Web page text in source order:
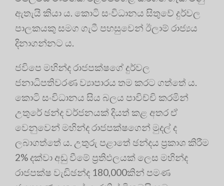
ඇතැයි කියා ය. කොටි සංවිධානය සිතුවේ දුර්වල
පාලකයකු සමග ගැටී පහසුවෙන් ඊලාම් රාජ්‍යය
දිනාගන්නට ය.
ජවිපෙ මහින්ද රාජපක්ෂගේ දුර්වල
ජනාධිපතිවරණ ව්‍යාපාරය තම කරට ගත්තේ ය.
කොටි සංවිධානය සිය බලය පාවිච්චි කරමින්
උතුරේ ඡන්ද වර්ජනයක් දියත් කළ අතර ඒ
වෙනුවෙන් මහින්ද රාජපක්ෂගෙන් මුදල් ද
ලබාගත්තේ ය. උතුරු පළාතේ ඡන්දය ප්‍රකාශ කිරීම
2% දක්වා අඩු වීමේ ප්‍රතිඵලයක් ලෙස මහින්ද
රාජපක්ෂ වැඩිඡන්ද 180,000කින් පමණ